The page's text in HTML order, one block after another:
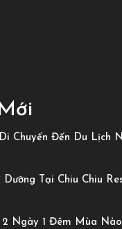
Chuyển Đến Du Lịch
Tại Chiu Chiu
2 Ngày 1 Đêm Mùa